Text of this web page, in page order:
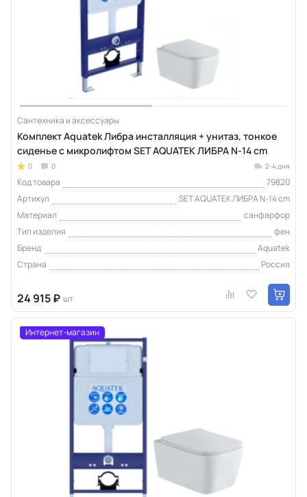
Сантехника и аксессуары
Комплект Aquatek Либра инсталляция + унитаз, тонкое
сиденье с микролифтом SET AQUATEK ЛИБРА N-14 cm
0 0 2-4 дня
Код товара
79820
Артикул
SET AQUATEK ЛИБРА N-14 cm
Материал
санфарфор
Тип изделия
фен
Бренд
Aquatek
Страна
Россия
24 915 ₽ шт
Интернет-магазин